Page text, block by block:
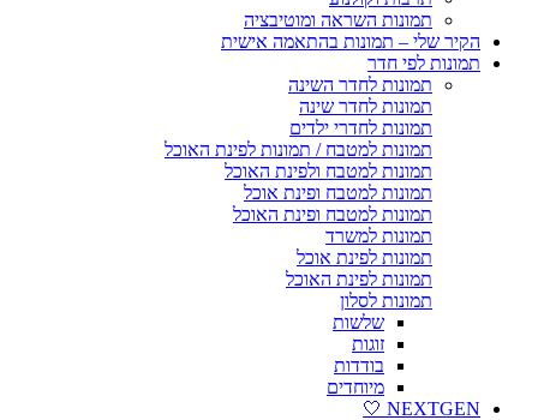
תמונות השראה ומוטיבציה
הקיר שלי – תמונות בהתאמה אישית
תמונות לפי חדר
תמונות לחדר השינה
תמונות לחדר שינה
תמונות לחדרי ילדים
תמונות למטבח / תמונות לפינת האוכל
תמונות למטבח ולפינת האוכל
תמונות למטבח ופינת אוכל
תמונות למטבח ופינת האוכל
תמונות למשרד
תמונות לפינת אוכל
תמונות לפינת האוכל
תמונות לסלון
שלשות
זוגות
בודדות
מיוחדים
NEXTGEN 🤍